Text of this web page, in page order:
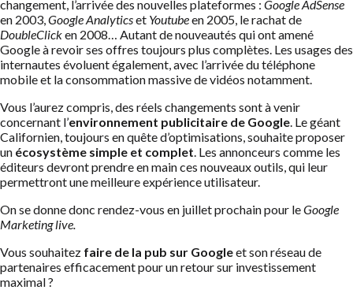
changement, l’arrivée des nouvelles plateformes : Google AdSense
en 2003,Google Analyticset Youtubeen 2005, le rachat de
DoubleClicken 2008… Autant de nouveautés qui ont amené
Google à revoir ses offres toujours plus complètes. Les usages des
internautes évoluent également, avec l’arrivée du téléphone
mobile et la consommation massive de vidéos notamment.
Vous l’aurez compris, des réels changements sont à venir
concernant l’environnement publicitaire de Google. Le géant
Californien, toujours en quête d’optimisations, souhaite proposer
un écosystème simple et complet. Les annonceurs comme les
éditeurs devront prendre en main ces nouveaux outils, qui leur
permettront une meilleure expérience utilisateur.
On se donne donc rendez-vous en juillet prochain pour leGoogle
Marketing live.
Vous souhaitez faire de la pub sur Googleet son réseau de
partenaires efficacement pour un retour sur investissement
maximal ?